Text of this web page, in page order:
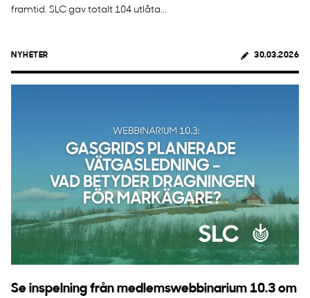
framtid. SLC gav totalt 104 utlåta...
NYHETER 30.03.2026
Se inspelning från medlemswebbinarium 10.3 om